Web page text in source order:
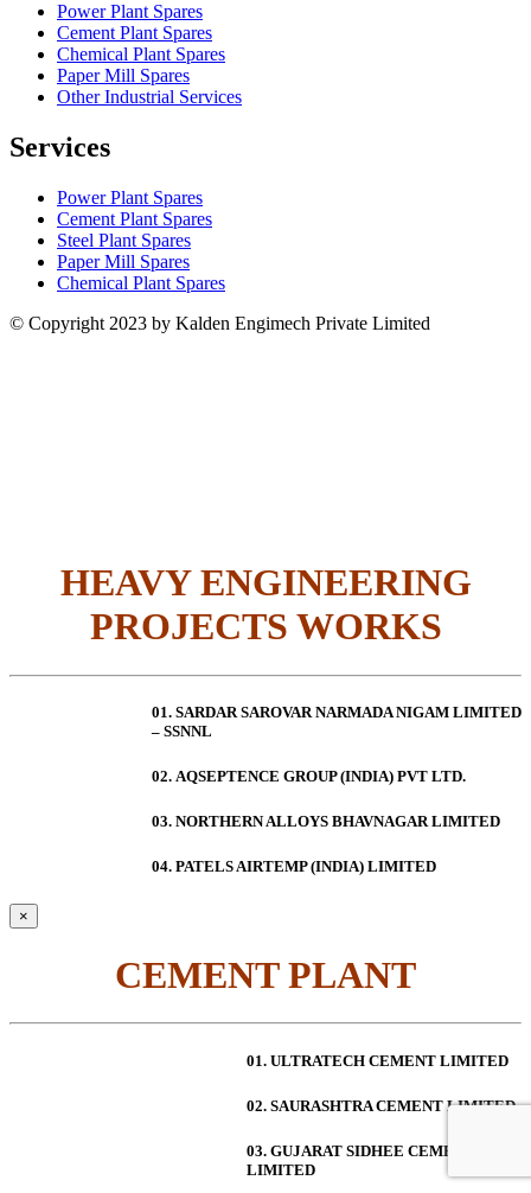
Power Plant Spares
Cement Plant Spares
Chemical Plant Spares
Paper Mill Spares
Other Industrial Services
Services
Power Plant Spares
Cement Plant Spares
Steel Plant Spares
Paper Mill Spares
Chemical Plant Spares
© Copyright 2023 by Kalden Engimech Private Limited
HEAVY ENGINEERING
PROJECTS WORKS
01. SARDAR SAROVAR NARMADA NIGAM LIMITED
– SSNNL
02. AQSEPTENCE GROUP (INDIA) PVT LTD.
03. NORTHERN ALLOYS BHAVNAGAR LIMITED
04. PATELS AIRTEMP (INDIA) LIMITED
×
CEMENT PLANT
01. ULTRATECH CEMENT LIMITED
02. SAURASHTRA CEMENT LIMITED
03. GUJARAT SIDHEE CEMENT
LIMITED